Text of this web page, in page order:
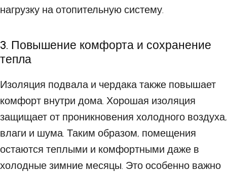
нагрузку на отопительную систему.
3. Повышение комфорта и сохранение
тепла
Изоляция подвала и чердака также повышает
комфорт внутри дома. Хорошая изоляция
защищает от проникновения холодного воздуха,
влаги и шума. Таким образом, помещения
остаются теплыми и комфортными даже в
холодные зимние месяцы. Это особенно важно